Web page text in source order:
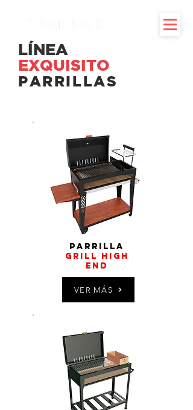
LÍNEA
EXQUISITO
PARRILLAS
parrilla
grill high
end
VER MÁS